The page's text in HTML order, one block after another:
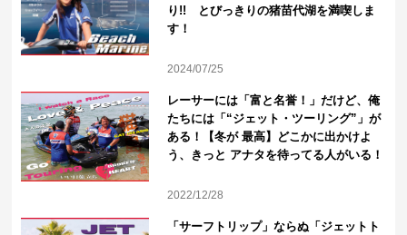
り!! とびっきりの猪苗代湖を満喫しま
す！
2024/07/25
レーサーには「富と名誉！」だけど、俺
たちには「“ジェット・ツーリング”」が
ある！【冬が 最高】どこかに出かけよ
う、きっと アナタを待ってる人がいる！
2022/12/28
「サーフトリップ」ならぬ「ジェットト